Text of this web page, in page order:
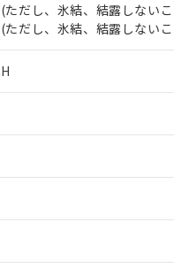
だし、氷結、結露しない
だし、氷結、結露しない
明書（当社基準）
日時点で非含有を証明する
のフタル酸エステル類４
備考欄に対応日を記載して
品への在庫切替を完了し
す。